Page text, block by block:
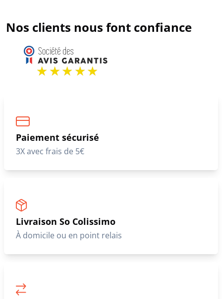
Nos clients nous font confiance
Paiement sécurisé
3X avec frais de 5€
Livraison So Colissimo
À domicile ou en point relais